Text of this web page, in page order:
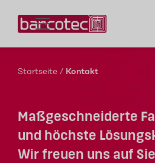
Startseite / Kontakt
Maßgeschneiderte
und höchste
Wir freuen uns auf
Kontaktieren Sie uns!